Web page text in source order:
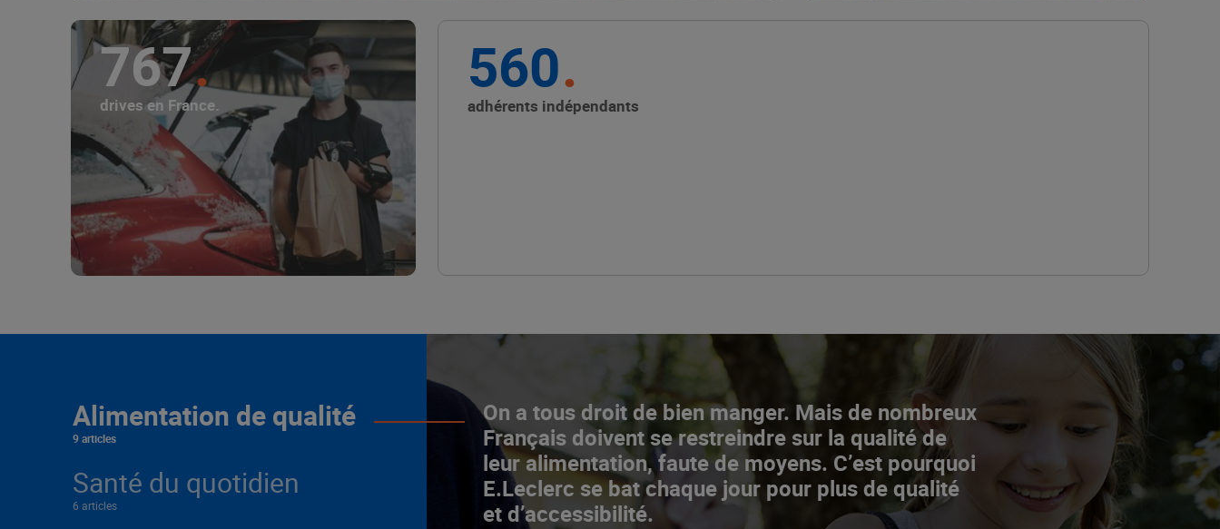
producteurs avec les
L’ascenceur social
fonctionne chez E.Leclerc !
NOTRE MODÈLE
767
drives en France.
560
adhérents indépendants
Alimentation de qualité
9 articles
On a tous droit de bien manger. Mais de nombreux
Français doivent se restreindre sur la qualité de
leur alimentation, faute de moyens. C’est pourquoi
E.Leclerc se bat chaque jour pour plus de qualité
et d’accessibilité.
Santé du quotidien
6 articles